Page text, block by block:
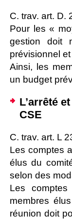
C. trav. art. D.
Pour les «
gestion doit
prévisionnel
Ainsi, les
un budget
L’arrêté
CSE
C. trav. art. L
Les comptes
élus du
selon des
Les
membres
réunion doit